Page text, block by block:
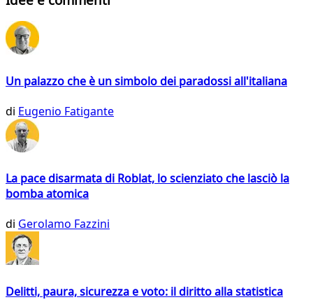
Un palazzo che è un simbolo dei paradossi all'italiana
di Eugenio Fatigante
La pace disarmata di Roblat, lo scienziato che lasciò la
bomba atomica
di Gerolamo Fazzini
Delitti, paura, sicurezza e voto: il diritto alla statistica